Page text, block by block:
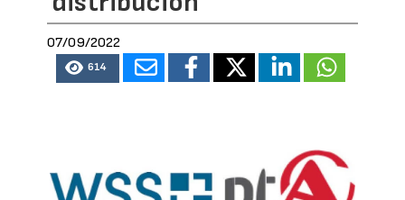
07/09/2022
614